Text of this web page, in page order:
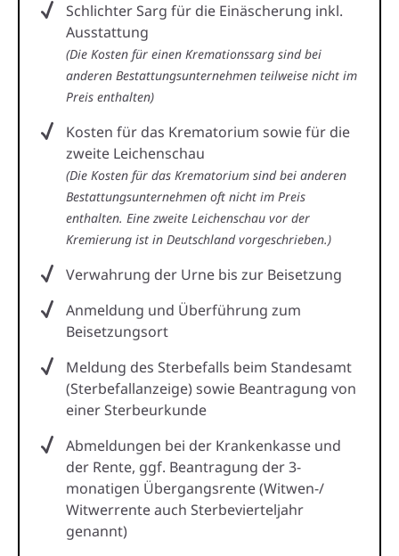
Schlichter Sarg für die Einäscherung inkl.
Ausstattung
(Die Kosten für einen Kremationssarg sind bei
anderen Bestattungsunternehmen teilweise nicht im
Preis enthalten)
Kosten für das Krematorium sowie für die
zweite Leichenschau
(Die Kosten für das Krematorium sind bei anderen
Bestattungsunternehmen oft nicht im Preis
enthalten. Eine zweite Leichenschau vor der
Kremierung ist in Deutschland vorgeschrieben.)
Verwahrung der Urne bis zur Beisetzung
Anmeldung und Überführung zum
Beisetzungsort
Meldung des Sterbefalls beim Standesamt
(Sterbefallanzeige) sowie Beantragung von
einer Sterbeurkunde
Abmeldungen bei der Krankenkasse und
der Rente, ggf. Beantragung der 3-
monatigen Übergangsrente (Witwen-/
Witwerrente auch Sterbevierteljahr
genannt)